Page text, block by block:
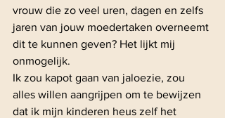
vrouw die zo veel uren, dagen en zelfs
jaren van jouw moedertaken overneemt
dit te kunnen geven? Het lijkt mij
onmogelijk.
Ik zou kapot gaan van jaloezie, zou
alles willen aangrijpen om te bewijzen
dat ik mijn kinderen heus zelf het